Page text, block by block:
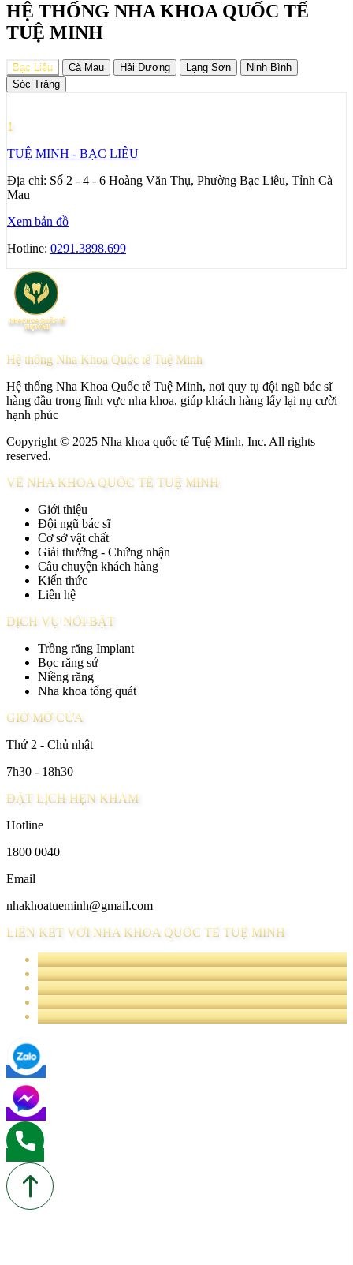
HỆ THỐNG NHA KHOA QUỐC TẾ
TUỆ MINH
Bạc Liêu Cà Mau Hải Dương Lạng Sơn
Ninh Bình
Sóc Trăng
1
TUỆ MINH - BẠC LIÊU
Địa chỉ: Số 2 - 4 - 6 Hoàng Văn Thụ, Phường Bạc Liêu, Tỉnh Cà
Mau
Xem bản đồ
Hotline: 0291.3898.699
Hệ thống Nha Khoa Quốc tế Tuệ Minh
Hệ thống Nha Khoa Quốc tế Tuệ Minh, nơi quy tụ đội ngũ bác sĩ
hàng đầu trong lĩnh vực nha khoa, giúp khách hàng lấy lại nụ cười
hạnh phúc
Copyright © 2025 Nha khoa quốc tế Tuệ Minh, Inc. All rights
reserved.
VỀ NHA KHOA QUỐC TẾ TUỆ MINH
Giới thiệu
Đội ngũ bác sĩ
Cơ sở vật chất
Giải thưởng - Chứng nhận
Câu chuyện khách hàng
Kiến thức
Liên hệ
DỊCH VỤ NỔI BẬT
Trồng răng Implant
Bọc răng sứ
Niềng răng
Nha khoa tổng quát
GIỜ MỞ CỬA
Thứ 2 - Chủ nhật
7h30 - 18h30
ĐẶT LỊCH HẸN KHÁM
Hotline
1800 0040
Email
nhakhoatueminh@gmail.com
LIÊN KẾT VỚI NHA KHOA QUỐC TẾ TUỆ MINH